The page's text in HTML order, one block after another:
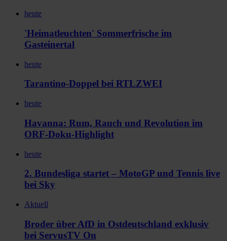
heute
'Heimatleuchten' Sommerfrische im
Gasteinertal
heute
Tarantino-Doppel bei RTLZWEI
heute
Havanna: Rum, Rauch und Revolution im
ORF-Doku-Highlight
heute
2. Bundesliga startet – MotoGP und Tennis live
bei Sky
Aktuell
Broder über AfD in Ostdeutschland exklusiv
bei ServusTV On